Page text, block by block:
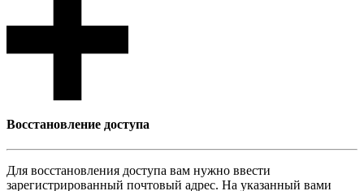
Восcтановление доступа
Для восcтановления доступа вам нужно ввести
зарегистрированный почтовый адрес. На указанный вами